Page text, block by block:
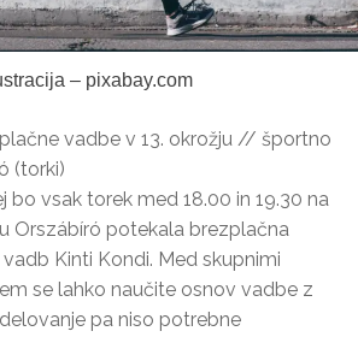
– pixabay.com
vadbe v 13. okrožju // športno
(torki)
bo vsak torek med 18.00 in 19.30 na
Orszábíró potekala brezplačna
Kinti Kondi. Med skupnimi
se lahko naučite osnov vadbe z
pa niso potrebne